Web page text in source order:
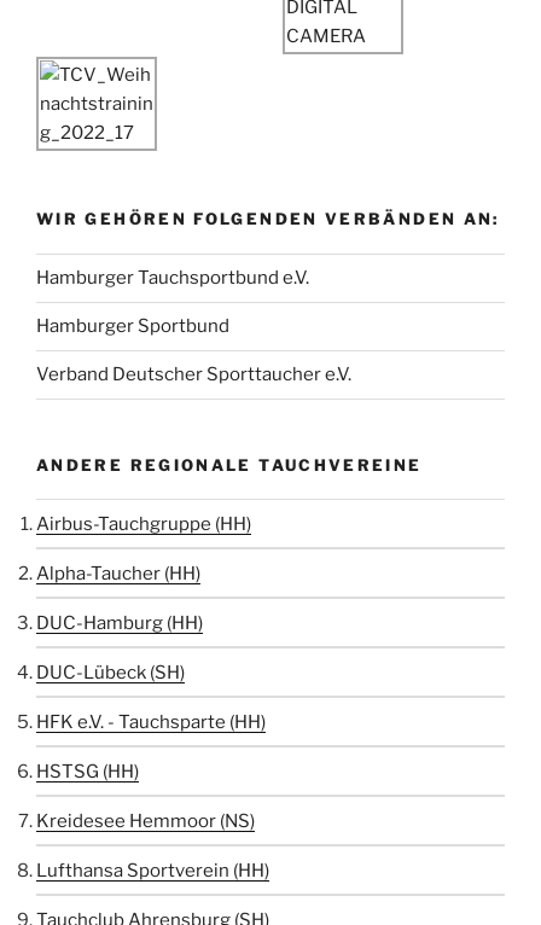
WIR GEHÖREN FOLGENDEN VERBÄNDEN AN:
Hamburger Tauchsportbund e.V.
Hamburger Sportbund
Verband Deutscher Sporttaucher e.V.
ANDERE REGIONALE TAUCHVEREINE
Airbus-Tauchgruppe (HH)
Alpha-Taucher (HH)
DUC-Hamburg (HH)
DUC-Lübeck (SH)
HFK e.V. - Tauchsparte (HH)
HSTSG (HH)
Kreidesee Hemmoor (NS)
Lufthansa Sportverein (HH)
Tauchclub Ahrensburg (SH)